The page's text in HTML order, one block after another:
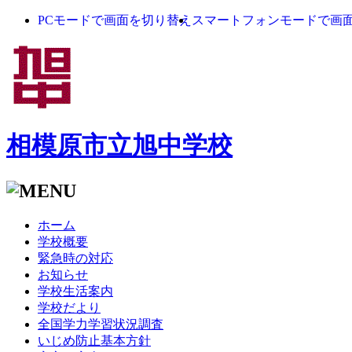
PCモードで画面を切り替え スマートフォンモードで画
相模原市立旭中学校
ホーム
学校概要
緊急時の対応
お知らせ
学校生活案内
学校だより
全国学力学習状況調査
いじめ防止基本方針